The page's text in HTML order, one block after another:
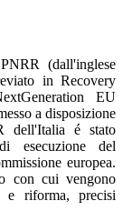
(dall'inglese
in Recovery
EU
a disposizione
é stato
esecuzione del
europea.
con cui vengono
e riforma, precisi